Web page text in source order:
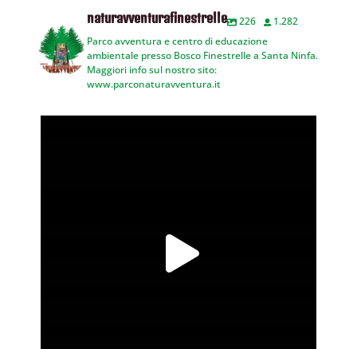
naturavventurafinestrelle 226
1.282
Parco avventura e centro di educazione
ambientale presso Bosco Finestrelle a Santa Ninfa.
Maggiori info sul nostro sito:
www.parconaturavventura.it